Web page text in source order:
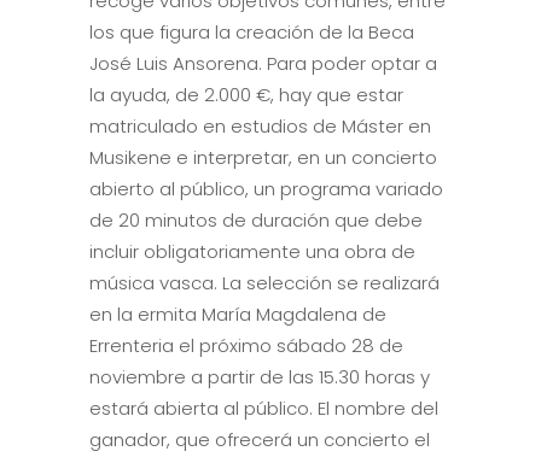
los que figura la creación de la Beca
José Luis Ansorena. Para poder optar a
la ayuda, de 2.000 €, hay que estar
matriculado en estudios de Máster en
Musikene e interpretar, en un concierto
abierto al público, un programa variado
de 20 minutos de duración que debe
incluir obligatoriamente una obra de
música vasca. La selección se realizará
en la ermita María Magdalena de
Errenteria el próximo sábado 28 de
noviembre a partir de las 15.30 horas y
estará abierta al público. El nombre del
ganador, que ofrecerá un concierto el